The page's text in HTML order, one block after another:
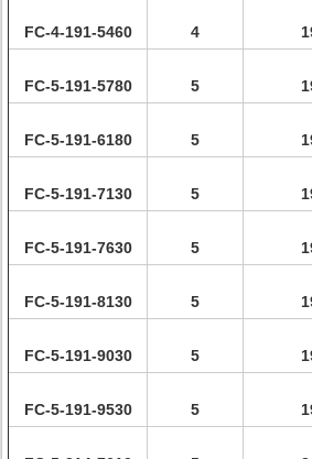
FC-4-191-5460 4
FC-5-191-5780 5
FC-5-191-6180 5
FC-5-191-7130 5
FC-5-191-7630 5
FC-5-191-8130 5
FC-5-191-9030 5
FC-5-191-9530 5